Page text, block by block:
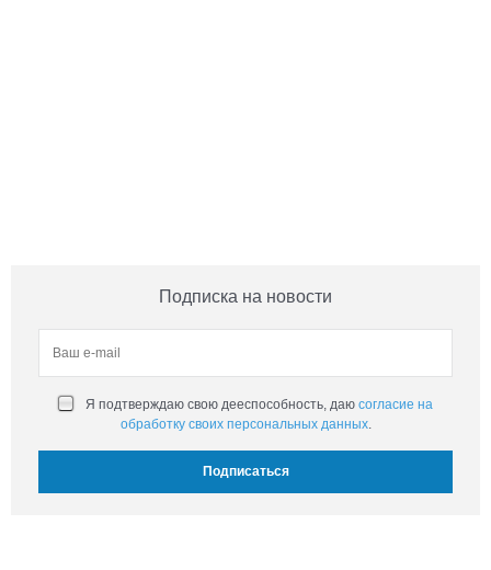
Подписка на новости
Я подтверждаю свою дееспособность, даю согласие на
обработку своих персональных данных.